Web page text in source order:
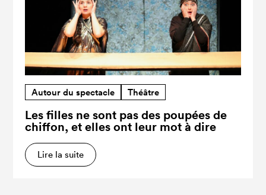
Autour du spectacle Théâtre
Les filles ne sont pas des poupées de
chiffon, et elles ont leur mot à dire
Lire la suite